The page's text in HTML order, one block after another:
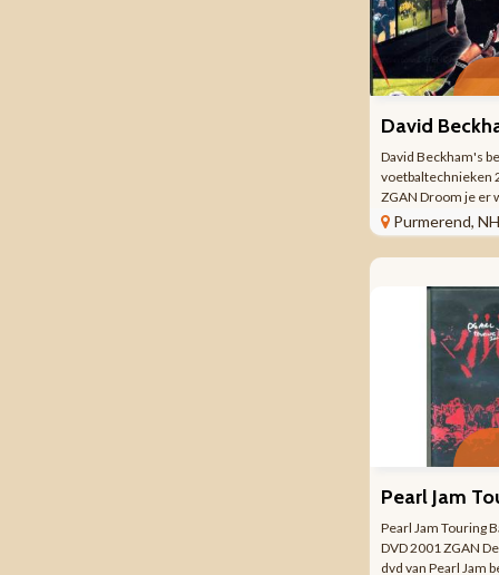
David Beckham's
voetbaltechnieken
ZGAN Droom je er
een doelpunt te
middenlijn? Kun je
spelen langs een
wat je moet doen ...
Purmerend, NH
Pearl Jam Touring
DVD 2001 ZGAN
dvd van Pearl Jam